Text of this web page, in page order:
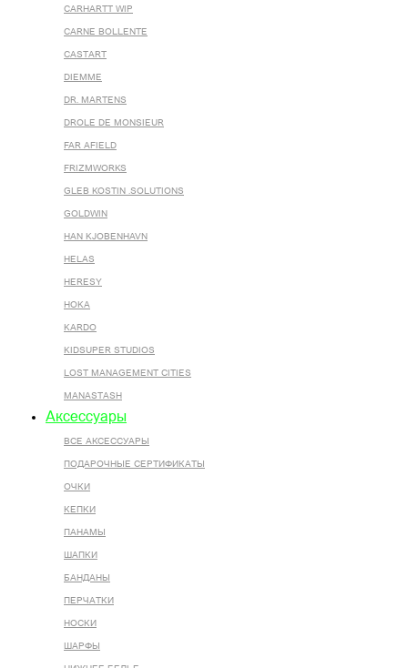
CARHARTT WIP
CARNE BOLLENTE
CASTART
DIEMME
DR. MARTENS
DROLE DE MONSIEUR
FAR AFIELD
FRIZMWORKS
GLEB KOSTIN .SOLUTIONS
GOLDWIN
HAN KJOBENHAVN
HELAS
HERESY
HOKA
KARDO
KIDSUPER STUDIOS
LOST MANAGEMENT CITIES
MANASTASH
Аксессуары
ВСЕ AКСЕССУАРЫ
ПОДАРОЧНЫЕ СЕРТИФИКАТЫ
ОЧКИ
КЕПКИ
ПАНАМЫ
ШАПКИ
БАНДАНЫ
ПЕРЧАТКИ
НОСКИ
ШАРФЫ